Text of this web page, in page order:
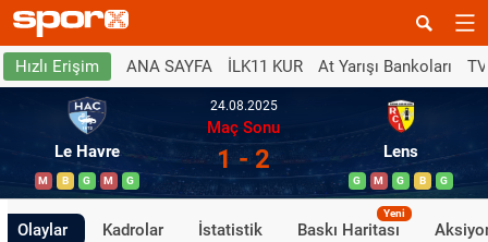
Hızlı Erişim ANA SAYFA İLK11 KUR At Yarışı Bankoları
Le Havre
M B G M G
24.08.2025
Maç Sonu
1 - 2 Lens
G M G B G
Olaylar Kadrolar İstatistik Baskı Haritası
Yeni